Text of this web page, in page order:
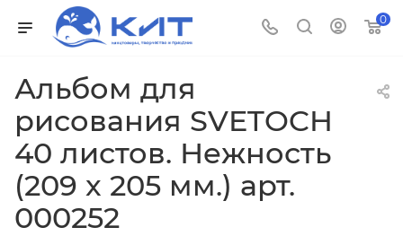
0
Альбом для
рисования SVETOCH
40 листов. Нежность
(209 x 205 мм.) арт.
000252